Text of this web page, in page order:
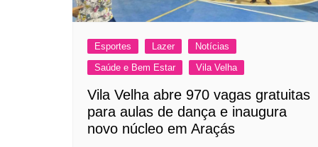
Esportes Lazer
Notícias
Saúde e Bem Estar
Vila Velha
Vila Velha abre 970 vagas gratuitas
para aulas de dança e inaugura
novo núcleo em Araçás